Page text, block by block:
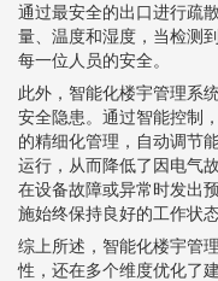
通过最安全的出口进行疏
量、温度和湿度，当检测
每一位人员的安全。
此外，智能化楼宇管理系
安全隐患。通过智能控制
的精细化管理，自动调节
运行，从而降低了因电气
在设备故障或异常时发出
施始终保持良好的工作状态
综上所述，智能化楼宇管
性，还在多个维度优化了